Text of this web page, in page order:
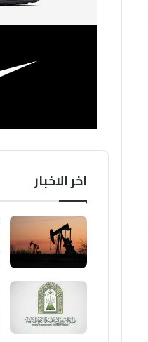
اخر الاخبار